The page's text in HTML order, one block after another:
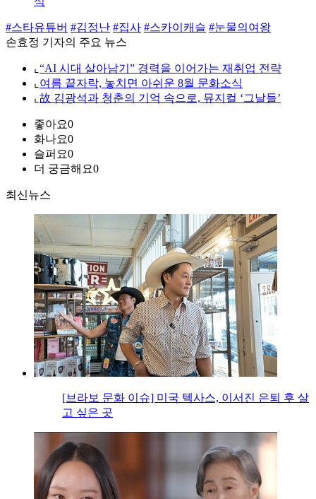
#스타유튜버 #김정난 #집사 #스카이캐슬 #눈물의여왕
손효정 기자의 주요 뉴스
⌞ “AI 시대 살아남기” 경력을 이어가는 재취업 전략
⌞ 여름 끝자락, 놓치면 아쉬운 8월 문화소식
⌞ 故 김광석과 청춘의 기억 속으로, 뮤지컬 ‘그날들’
좋아요0
화나요0
슬퍼요0
더 궁금해요0
최신뉴스
[브라보 문화 이슈] 미국 텍사스, 이서진 은퇴 후 살
고 싶은 곳